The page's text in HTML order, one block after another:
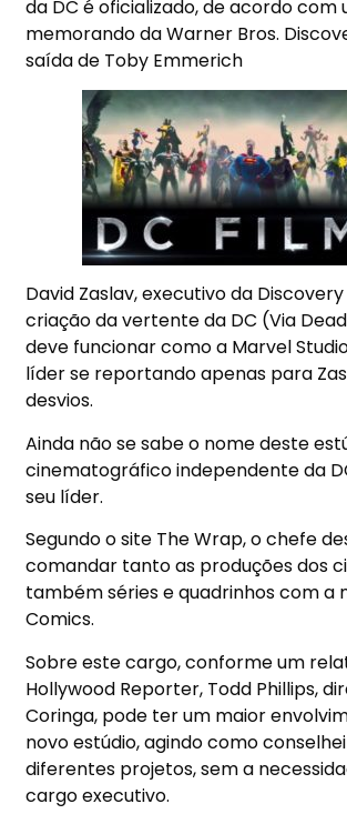
da DC é oficializado, de acordo com
memorando da Warner Bros.
saída de Toby Emmerich
David Zaslav, executivo da
criação da vertente da DC (Via
deve funcionar como a Marvel
líder se reportando apenas para
desvios.
Ainda não se sabe o nome deste
cinematográfico independente da
seu líder.
Segundo o site The Wrap, o chefe
comandar tanto as produções dos
também séries e quadrinhos com a
Comics.
Sobre este cargo, conforme um
Hollywood Reporter, Todd Phillips,
Coringa, pode ter um maior
novo estúdio, agindo como
diferentes projetos, sem a
cargo executivo.